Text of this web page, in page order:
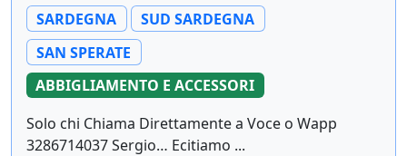
SARDEGNA
SUD SARDEGNA
SAN SPERATE
ABBIGLIAMENTO E ACCESSORI
Solo chi Chiama Direttamente a Voce o Wapp
3286714037 Sergio… Ecitiamo ...